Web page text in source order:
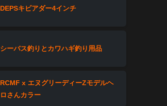
DEPSキビアダー4インチ
シーバス釣りとカワハギ釣り用品
RCMF x エヌグリーディーZモデルヘ
ロさんカラー